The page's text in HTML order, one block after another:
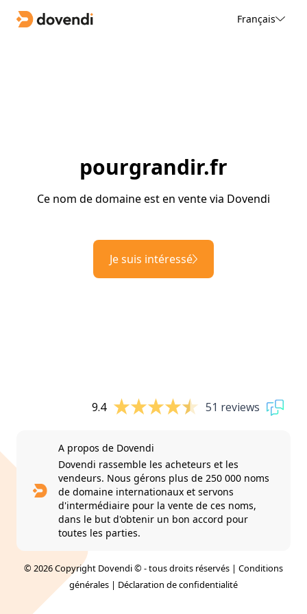
Français
pourgrandir.fr
Ce nom de domaine est en vente via Dovendi
Je suis intéressé
9.4 51 reviews
A propos de Dovendi
Dovendi rassemble les acheteurs et les
vendeurs. Nous gérons plus de 250 000 noms
de domaine internationaux et servons
d'intermédiaire pour la vente de ces noms,
dans le but d'obtenir un bon accord pour
toutes les parties.
© 2026 Copyright Dovendi © - tous droits réservés | Conditions
générales | Déclaration de confidentialité